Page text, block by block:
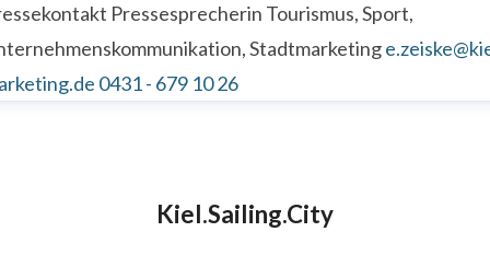
Pressesprecherin Tourismus, Sport,
Stadtmarketing
0431 - 679 10 26
Kiel.Sailing.City